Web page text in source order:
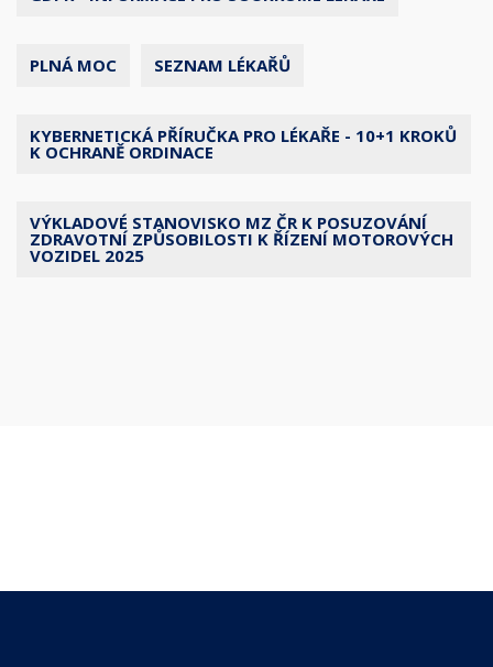
PLNÁ MOC SEZNAM LÉKAŘŮ
KYBERNETICKÁ PŘÍRUČKA PRO LÉKAŘE - 10+1 KROKŮ
K OCHRANĚ ORDINACE
VÝKLADOVÉ STANOVISKO MZ ČR K POSUZOVÁNÍ
ZDRAVOTNÍ ZPŮSOBILOSTI K ŘÍZENÍ MOTOROVÝCH
VOZIDEL 2025